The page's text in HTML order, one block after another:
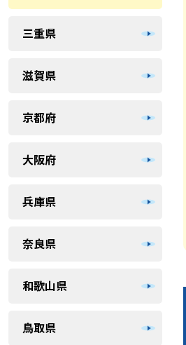
三重県
滋賀県
京都府
大阪府
兵庫県
奈良県
和歌山県
鳥取県